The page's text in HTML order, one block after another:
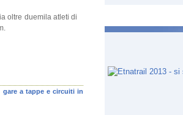
oltre duemila atleti di
gare a tappe e circuiti in